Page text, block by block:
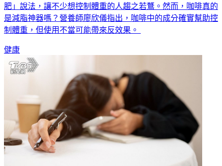
咖啡是許多人每天的提神良伴，坊間更流傳「黑咖啡能幫助減
肥」說法，讓不少想控制體重的人趨之若鶩。然而，咖啡真的
是減脂神器嗎？營養師廖欣儀指出，咖啡中的成分確實幫助控
健康